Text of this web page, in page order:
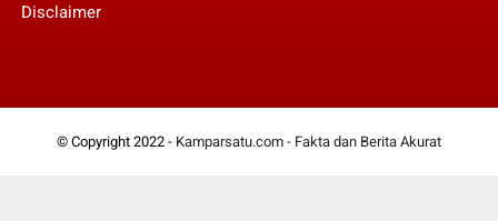
Disclaimer
© Copyright 2022 - Kamparsatu.com - Fakta dan Berita Akurat